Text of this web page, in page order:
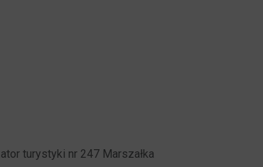
turystyki nr 247 Marszałka